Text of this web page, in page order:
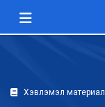
Хэвлэмэл материал